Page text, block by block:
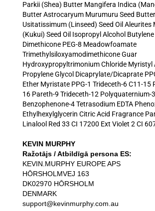
Parkii (Shea) Butter Mangifera Indica
Butter Astrocaryum Murumuru Seed
Usitatissimum (Linseed) Seed Oil Aleurites
(Kukui) Seed Oil Isopropyl Alcohol Butylene
Dimethicone PEG-8 Meadowfoamate
Trimethylsiloxyamodimethicone Guar
Hydroxypropyltrimonium Chloride Myristyl
Propylene Glycol Dicaprylate/Dicaprate
Ether Myristate PPG-1 Trideceth-6 C11-15
16 Pareth-9 Trideceth-12 Polyquaternium-
Benzophenone-4 Tetrasodium EDTA
Ethylhexylglycerin Citric Acid Fragrance
Linalool Red 33 CI 17200 Ext Violet 2 CI
KEVIN MURPHY
Ražotājs / Atbildīgā persona ES:
KEVIN.MURPHY EUROPE APS
HŌRSHOLMVEJ 163
DK02970 HŌRSHOLM
DENMARK
support@kevinmurphy.com.au